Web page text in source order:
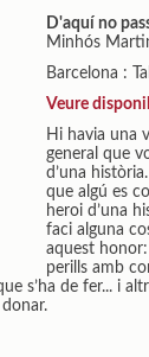
D'aquí no
Minhós
Barcelona :
Veure
Hi havia una
general que
d’una
que algú es
heroi d’una
faci alguna
aquest
perills amb
s’ha de fer... i